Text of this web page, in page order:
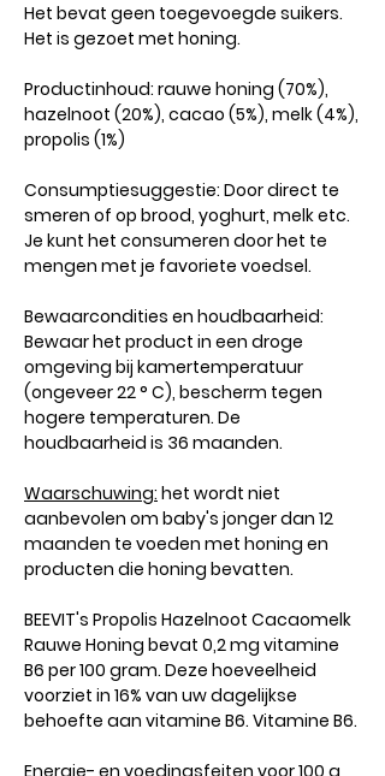
Het bevat geen toegevoegde suikers.
Het is gezoet met honing.
Productinhoud: rauwe honing (70%),
hazelnoot (20%), cacao (5%), melk (4%),
propolis (1%)
Consumptiesuggestie: Door direct te
smeren of op brood, yoghurt, melk etc.
Je kunt het consumeren door het te
mengen met je favoriete voedsel.
Bewaarcondities en houdbaarheid:
Bewaar het product in een droge
omgeving bij kamertemperatuur
(ongeveer 22 ° C), bescherm tegen
hogere temperaturen. De
houdbaarheid is 36 maanden.
Waarschuwing: het wordt niet
aanbevolen om baby's jonger dan 12
maanden te voeden met honing en
producten die honing bevatten.
BEEVIT's Propolis Hazelnoot Cacaomelk
Rauwe Honing bevat 0,2 mg vitamine
B6 per 100 gram. Deze hoeveelheid
voorziet in 16% van uw dagelijkse
behoefte aan vitamine B6. Vitamine B6.
Energie- en voedingsfeiten voor 100 g